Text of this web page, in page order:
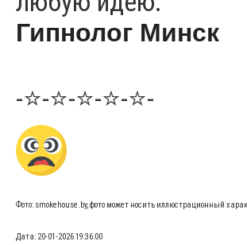
Гипнолог Минск
-⭐-⭐-⭐-⭐-⭐-
Фото: smokehouse.by, фото может носить иллюстрационный
Дата: 20-01-2026 19:36:00